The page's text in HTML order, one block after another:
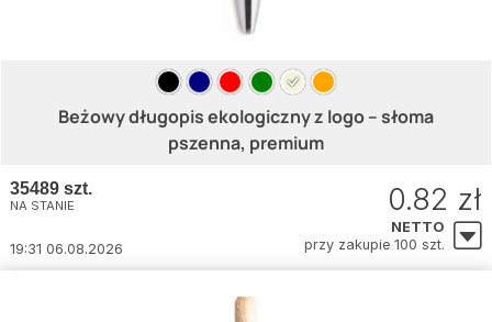
Beżowy długopis ekologiczny z logo – słoma
pszenna, premium
35489 szt.
NA STANIE
19:31 06.08.2026
0.82 zł
NETTO
przy zakupie 100 szt.